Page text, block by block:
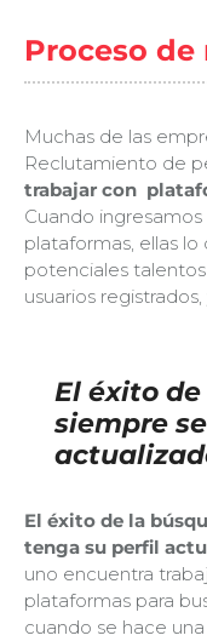
Proceso
Muchas de las
Reclutamiento de
trabajar con
Cuando
plataformas, ellas lo
potenciales
usuarios
El éxito
siempre
El éxito de la
tenga su perfil
uno encuentra
plataformas para
cuando se hace